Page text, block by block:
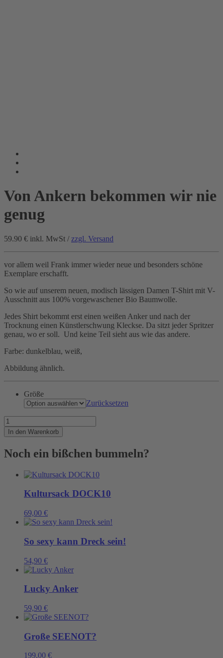
Von Ankern bekommen wir nie
genug
59.90 € inkl. MwSt / zzgl. Versand
vor allem weil Frank immer wieder neue und besonders schöne
Exemplare erschafft.
So wie auf unserem neuen, modisch lässigen Damen T-Shirt mit V-
Ausschnitt aus 100% vorgewaschener Bio Baumwolle.
Jedes Shirt bekommt erst einen weißen Anker und nach der
Trocknung einen Künstlerschwung Kleckse. Da sitzt jeder Spritzer
genau, wo er soll. Und keine Teil sieht aus wie das andere.
Farbe: dunkelblau, weiß,
Abbildung ähnlich.
Größe
Zurücksetzen
Von
Ankern
bekommen
nie
Menge
In den Warenkorb
Noch ein bißchen bummeln?
Kultursack DOCK10
69,00 €
So sexy kann Dreck sein!
54,90 €
Lucky Anker
59,90 €
Große SEENOT?
199,00 €